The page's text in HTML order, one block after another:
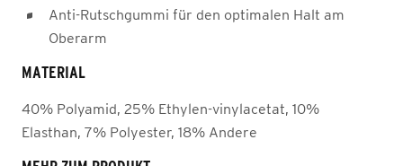
Anti-Rutschgummi für den optimalen Halt am
Oberarm
MATERIAL
40% Polyamid, 25% Ethylen-vinylacetat, 10%
Elasthan, 7% Polyester, 18% Andere